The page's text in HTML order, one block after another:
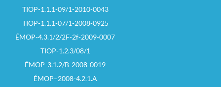
TIOP-1.1.1-09/1-2010-0043
TIOP-1.1.1-07/1-2008-0925
ÉMOP-4.3.1/2/2F-2f-2009-0007
TIOP-1.2.3/08/1
ÉMOP-3.1.2/B-2008-0019
ÉMOP–2008-4.2.1.A